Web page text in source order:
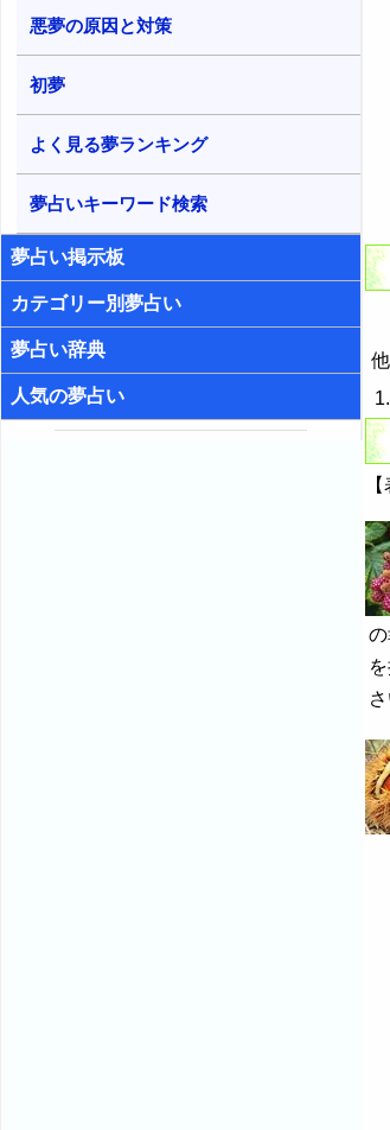
悪夢の原因と対策
初夢
よく見る夢ランキング
夢占いキーワード検索
夢占い掲示板
カテゴリー別夢占い
夢占い辞典
人気の夢占い
さ